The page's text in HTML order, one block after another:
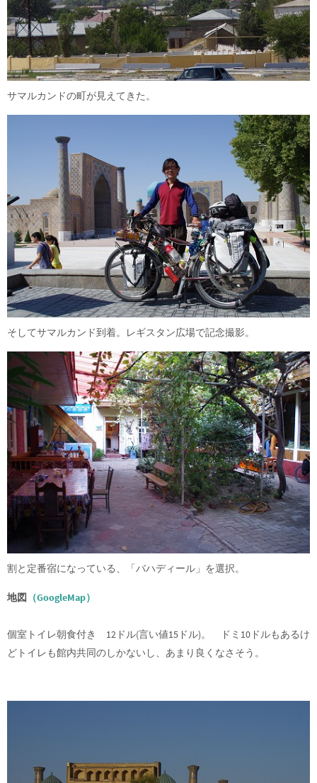
サマルカンドの町が見えてきた。
そしてサマルカンド到着。レギスタン広場で記念撮影。
割と定番宿になっている、「バハディール」を選択。
地図 （GoogleMap）
個室トイレ朝食付き 12ドル(言い値15ドル)。 ドミ10ドルもあるけ
どトイレも館内共同のしかないし、あまり良くなさそう。